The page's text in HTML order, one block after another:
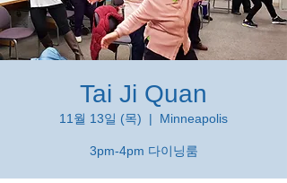
Tai Ji Quan
11월 13일 (목)
  |
Minneapolis
3pm-4pm 다이닝룸